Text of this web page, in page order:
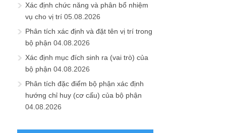
Xác định chức năng và phân bổ nhiệm
vụ cho vị trí 05.08.2026
Phân tích xác định và đặt tên vị trí trong
bộ phận 04.08.2026
Xác định mục đích sinh ra (vai trò) của
bộ phận 04.08.2026
Phân tích đặc điểm bộ phận xác định
hướng chỉ huy (cơ cấu) của bộ phận
04.08.2026